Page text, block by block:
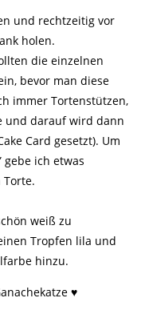
und rechtzeitig vor
holen.
die einzelnen
bevor man diese
immer Tortenstützen,
und darauf wird dann
Card gesetzt). Um
gebe ich etwas
weiß zu
Tropfen lila und
hinzu.
♥